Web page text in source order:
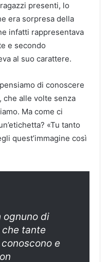
presenti, lo
era sorpresa della
infatti rappresentava
e secondo
al suo carattere.
di conoscere
che alle volte senza
Ma come ci
«Tu tanto
quest’immagine così
ognuno di
che tante
e